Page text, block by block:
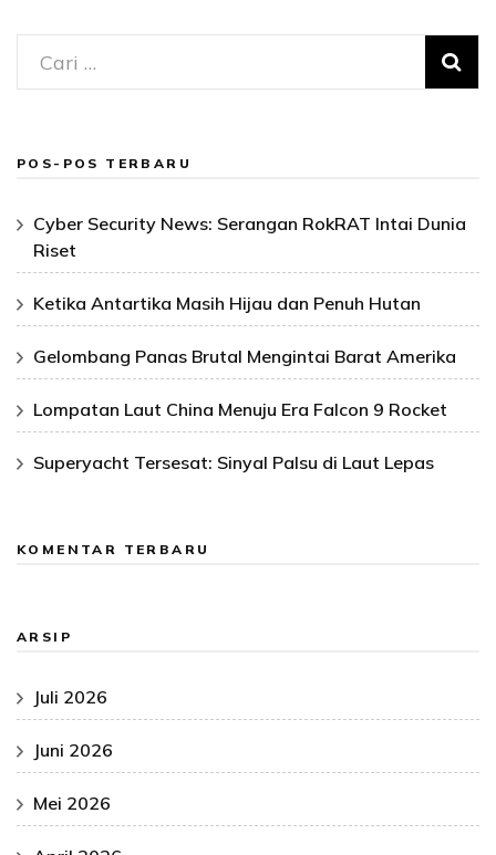
Cari
untuk:
POS-POS TERBARU
Cyber Security News: Serangan RokRAT Intai Dunia
Riset
Ketika Antartika Masih Hijau dan Penuh Hutan
Gelombang Panas Brutal Mengintai Barat Amerika
Lompatan Laut China Menuju Era Falcon 9 Rocket
Superyacht Tersesat: Sinyal Palsu di Laut Lepas
KOMENTAR TERBARU
ARSIP
Juli 2026
Juni 2026
Mei 2026